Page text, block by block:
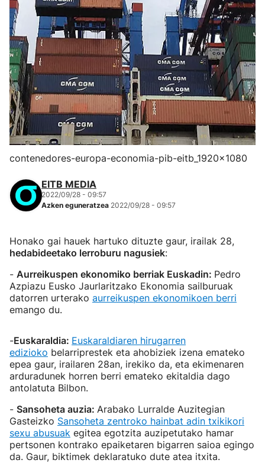
contenedores-europa-economia-pib-eitb_1920x1080
EITB MEDIA
2022/09/28 - 09:57
Azken eguneratzea 2022/09/28 - 09:57
Honako gai hauek hartuko dituzte gaur, irailak 28,
hedabideetako lerroburu nagusiek:
- Aurreikuspen ekonomiko berriak Euskadin: Pedro
Azpiazu Eusko Jaurlaritzako Ekonomia sailburuak
datorren urterako aurreikuspen ekonomikoen berri
emango du.
-Euskaraldia: Euskaraldiaren hirugarren
edizioko belarriprestek eta ahobiziek izena emateko
epea gaur, irailaren 28an, irekiko da, eta ekimenaren
arduradunek horren berri emateko ekitaldia dago
antolatuta Bilbon.
- Sansoheta auzia: Arabako Lurralde Auzitegian
Gasteizko Sansoheta zentroko hainbat adin txikikori
sexu abusuak egitea egotzita auzipetutako hamar
pertsonen kontrako epaiketaren bigarren saioa egingo
da. Gaur, biktimek deklaratuko dute atea itxita.